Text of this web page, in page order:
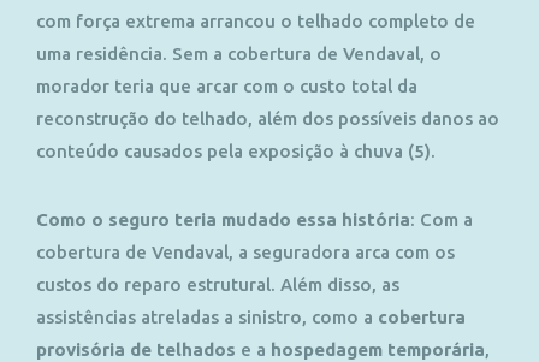
com força extrema arrancou o telhado completo de
uma residência. Sem a cobertura de Vendaval, o
morador teria que arcar com o custo total da
reconstrução do telhado, além dos possíveis danos ao
conteúdo causados pela exposição à chuva (5).
Como o seguro teria mudado essa história: Com a
cobertura de Vendaval, a seguradora arca com os
custos do reparo estrutural. Além disso, as
assistências atreladas a sinistro, como a cobertura
provisória de telhados e a hospedagem temporária,